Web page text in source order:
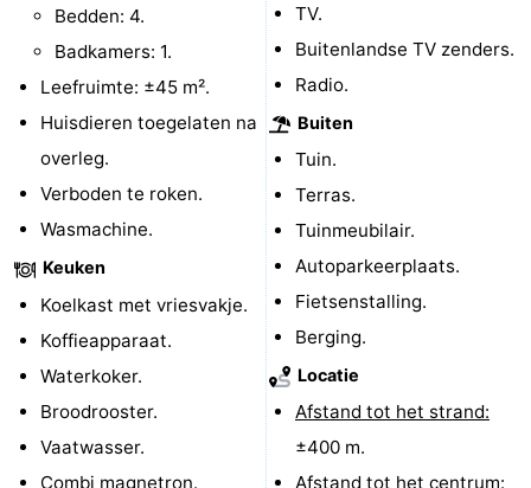
van
Veere
Oranjezon
Oostkapelle
de
Mantelingen
Domburg
-
Westkapelle
Natuur
Walcherse
bos
-
Dishoek
Vlissingen
-
Bedden: 4.
Badkamers: 1.
Leefruimte: ±45 m².
Huisdieren toegelaten na
overleg.
Verboden te roken.
Wasmachine.
Keuken
Koelkast met vriesvakje.
Koffieapparaat.
Waterkoker.
Broodrooster.
Vaatwasser.
Combi magnetron.
TV.
Buitenlandse TV zenders.
Radio.
Buiten
Tuin.
Terras.
Tuinmeubilair.
Autoparkeerplaats.
Fietsenstalling.
Berging.
Locatie
Afstand tot het strand:
±400 m.
Afstand tot het centrum: